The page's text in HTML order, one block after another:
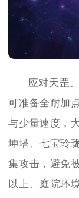
应对天罡
可准备全耐加
与少量速度，
坤塔、七宝玲
集攻击，避免
以上、庭院环